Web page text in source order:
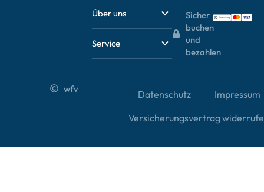
Über uns
Service
Sicher
buchen
und
bezahlen
wfv Datenschutz
Impressum
Versicherungsvertrag